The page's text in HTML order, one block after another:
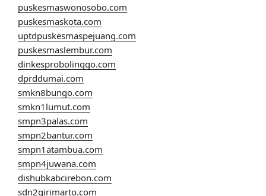
puskesmaswonosobo.com
puskesmaskota.com
uptdpuskesmaspejuang.com
puskesmaslembur.com
dinkesprobolinggo.com
dprddumai.com
smkn8bungo.com
smkn1lumut.com
smpn3palas.com
smpn2bantur.com
smpn1atambua.com
smpn4juwana.com
dishubkabcirebon.com
sdn2girimarto.com